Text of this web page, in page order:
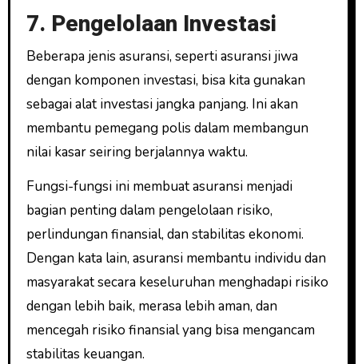
7. Pengelolaan Investasi
Beberapa jenis asuransi, seperti asuransi jiwa
dengan komponen investasi, bisa kita gunakan
sebagai alat investasi jangka panjang. Ini akan
membantu pemegang polis dalam membangun
nilai kasar seiring berjalannya waktu.
Fungsi-fungsi ini membuat asuransi menjadi
bagian penting dalam pengelolaan risiko,
perlindungan finansial, dan stabilitas ekonomi.
Dengan kata lain, asuransi membantu individu dan
masyarakat secara keseluruhan menghadapi risiko
dengan lebih baik, merasa lebih aman, dan
mencegah risiko finansial yang bisa mengancam
stabilitas keuangan.